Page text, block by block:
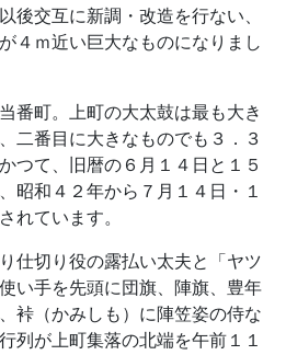
後交互に新調・改造を行ない、
４ｍ近い巨大なものになりまし
番町。上町の大太鼓は最も大き
二番目に大きなものでも３．３
つて、旧暦の６月１４日と１５
昭和４２年から７月１４日・１
れています。
仕切り役の露払い太夫と「ヤツ
い手を先頭に団旗、陣旗、豊年
裃（かみしも）に陣笠姿の侍な
列が上町集落の北端を午前１１